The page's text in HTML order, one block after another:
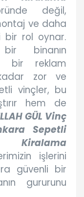
değil,
ve daha
rol oynar.
bir binanın
bir reklam
zor ve
vinçler, bu
hem de
GÜL Vinç
Sepetli
işlerini
güvenli bir
gururunu